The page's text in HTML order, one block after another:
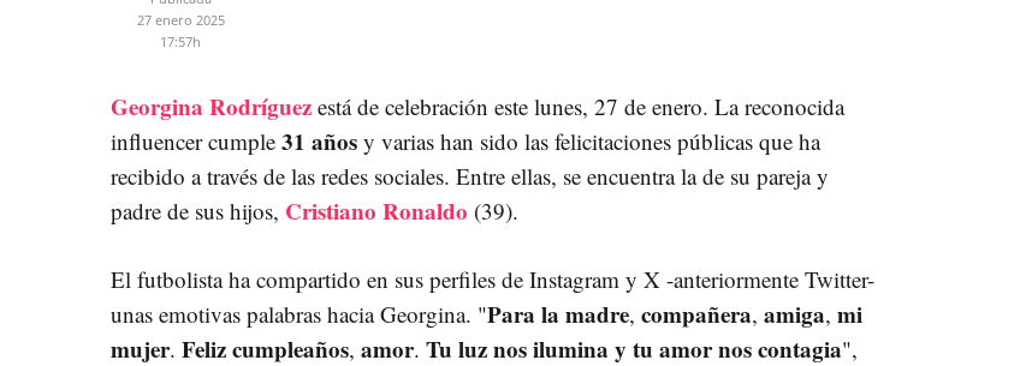
27 enero 2025
17:57h
Georgina Rodríguez está de celebración este lunes, 27 de enero. La reconocida
influencer cumple 31 años y varias han sido las felicitaciones públicas que ha
recibido a través de las redes sociales. Entre ellas, se encuentra la de su pareja y
padre de sus hijos, Cristiano Ronaldo (39).
El futbolista ha compartido en sus perfiles de Instagram y X -anteriormente Twitter-
unas emotivas palabras hacia Georgina. "Para la madre, compañera, amiga, mi
mujer. Feliz cumpleaños, amor. Tu luz nos ilumina y tu amor nos contagia",